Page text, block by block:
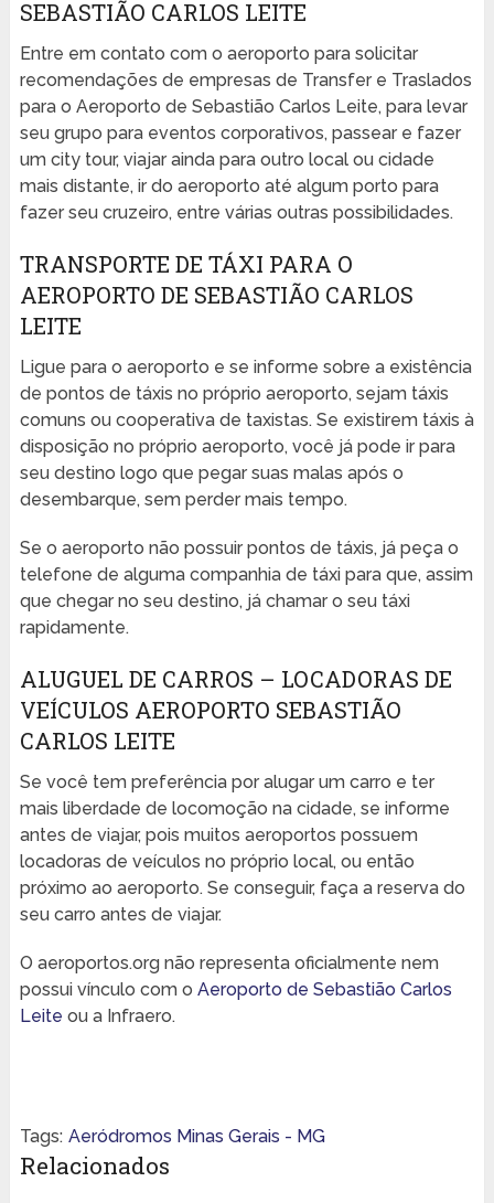
SEBASTIÃO CARLOS LEITE
Entre em contato com o aeroporto para solicitar
recomendações de empresas de Transfer e Traslados
para o Aeroporto de Sebastião Carlos Leite, para levar
seu grupo para eventos corporativos, passear e fazer
um city tour, viajar ainda para outro local ou cidade
mais distante, ir do aeroporto até algum porto para
fazer seu cruzeiro, entre várias outras possibilidades.
TRANSPORTE DE TÁXI PARA O
AEROPORTO DE SEBASTIÃO CARLOS
LEITE
Ligue para o aeroporto e se informe sobre a existência
de pontos de táxis no próprio aeroporto, sejam táxis
comuns ou cooperativa de taxistas. Se existirem táxis à
disposição no próprio aeroporto, você já pode ir para
seu destino logo que pegar suas malas após o
desembarque, sem perder mais tempo.
Se o aeroporto não possuir pontos de táxis, já peça o
telefone de alguma companhia de táxi para que, assim
que chegar no seu destino, já chamar o seu táxi
rapidamente.
ALUGUEL DE CARROS – LOCADORAS DE
VEÍCULOS AEROPORTO SEBASTIÃO
CARLOS LEITE
Se você tem preferência por alugar um carro e ter
mais liberdade de locomoção na cidade, se informe
antes de viajar, pois muitos aeroportos possuem
locadoras de veículos no próprio local, ou então
próximo ao aeroporto. Se conseguir, faça a reserva do
seu carro antes de viajar.
O aeroportos.org não representa oficialmente nem
possui vínculo com o Aeroporto de Sebastião Carlos
Leite ou a Infraero.
Tags: Aeródromos Minas Gerais - MG
Relacionados